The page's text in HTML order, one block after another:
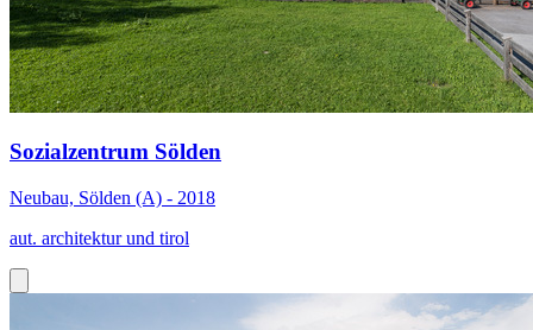
Sozialzentrum Sölden
Neubau, Sölden (A) - 2018
aut. architektur und tirol